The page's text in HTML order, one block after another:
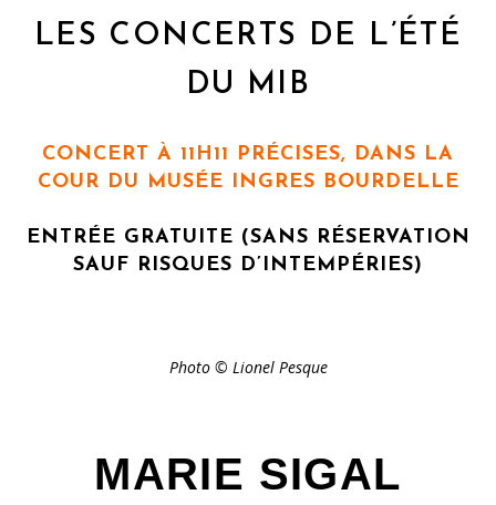
LES CONCERTS DE L’ÉTÉ
DU MIB
CONCERT À 11H11 PRÉCISES, DANS LA
COUR DU MUSÉE INGRES BOURDELLE
ENTRÉE GRATUITE (SANS RÉSERVATION
SAUF RISQUES D’INTEMPÉRIES)
Photo © Lionel Pesque
MARIE SIGAL